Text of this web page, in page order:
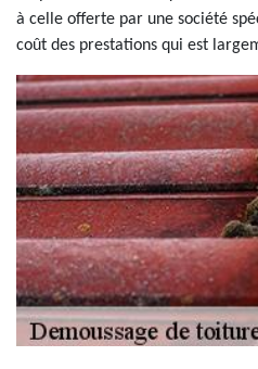
à celle offerte par une société
coût des prestations qui est